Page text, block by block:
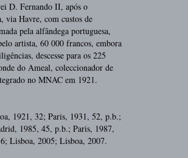
D. Fernando II, após o
via Havre, com custos de
pela alfândega portuguesa,
artista, 60 000 francos, embora
descesse para os 225
do Ameal, coleccionador de
no MNAC em 1921.
1921, 32; Paris, 1931, 52, p.b.;
1985, 45, p.b.; Paris, 1987,
Lisboa, 2005; Lisboa, 2007.